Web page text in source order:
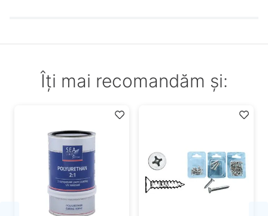
Îți mai recomandăm și: